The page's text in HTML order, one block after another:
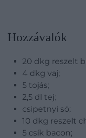
Hozzávalók
20 dkg reszelt
4 dkg vaj;
5 tojás;
2,5 dl tej;
csipetnyi só;
10 dkg reszelt
5 csík bacon;